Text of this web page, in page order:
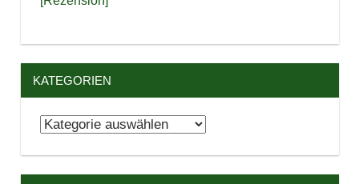
KATEGORIEN
Kategorien